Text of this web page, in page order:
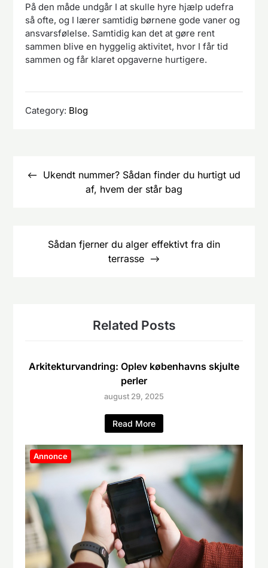
På den måde undgår I at skulle hyre hjælp udefra
så ofte, og I lærer samtidig børnene gode vaner og
ansvarsfølelse. Samtidig kan det at gøre rent
sammen blive en hyggelig aktivitet, hvor I får tid
sammen og får klaret opgaverne hurtigere.
Category: Blog
Ukendt nummer? Sådan finder du hurtigt ud
af, hvem der står bag
Sådan fjerner du alger effektivt fra din
terrasse
Related Posts
Arkitekturvandring: Oplev københavns skjulte
perler
august 29, 2025
Read More
Annonce